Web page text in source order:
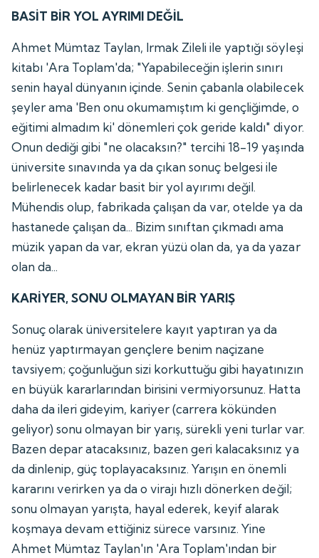
BASİT BİR YOL AYRIMI DEĞİL
Ahmet Mümtaz Taylan, Irmak Zileli ile yaptığı söyleşi
kitabı 'Ara Toplam'da; "Yapabileceğin işlerin sınırı
senin hayal dünyanın içinde. Senin çabanla olabilecek
şeyler ama 'Ben onu okumamıştım ki gençliğimde, o
eğitimi almadım ki' dönemleri çok geride kaldı" diyor.
Onun dediği gibi "ne olacaksın?" tercihi 18-19 yaşında
üniversite sınavında ya da çıkan sonuç belgesi ile
belirlenecek kadar basit bir yol ayırımı değil.
Mühendis olup, fabrikada çalışan da var, otelde ya da
hastanede çalışan da... Bizim sınıftan çıkmadı ama
müzik yapan da var, ekran yüzü olan da, ya da yazar
olan da...
KARİYER, SONU OLMAYAN BİR YARIŞ
Sonuç olarak üniversitelere kayıt yaptıran ya da
henüz yaptırmayan gençlere benim naçizane
tavsiyem; çoğunluğun sizi korkuttuğu gibi hayatınızın
en büyük kararlarından birisini vermiyorsunuz. Hatta
daha da ileri gideyim, kariyer (carrera kökünden
geliyor) sonu olmayan bir yarış, sürekli yeni turlar var.
Bazen depar atacaksınız, bazen geri kalacaksınız ya
da dinlenip, güç toplayacaksınız. Yarışın en önemli
kararını verirken ya da o virajı hızlı dönerken değil;
sonu olmayan yarışta, hayal ederek, keyif alarak
koşmaya devam ettiğiniz sürece varsınız. Yine
Ahmet Mümtaz Taylan'ın 'Ara Toplam'ından bir